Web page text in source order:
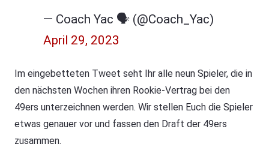
— Coach Yac 🗣 (@Coach_Yac)
April 29, 2023
Im eingebetteten Tweet seht Ihr alle neun Spieler, die in
den nächsten Wochen ihren Rookie-Vertrag bei den
49ers unterzeichnen werden. Wir stellen Euch die Spieler
etwas genauer vor und fassen den Draft der 49ers
zusammen.